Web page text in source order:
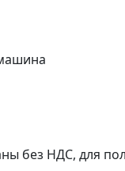
без НДС, для